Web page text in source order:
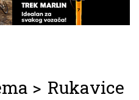
> Rukavice